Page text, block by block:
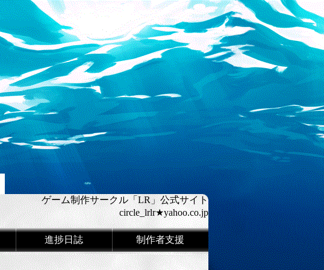
ゲーム制作サークル「LR」公式サイト
circle_lrlr★yahoo.co.jp
進捗日誌 制作者支援